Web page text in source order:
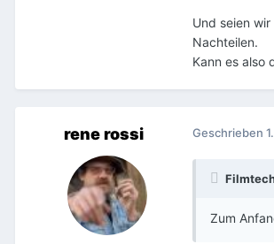
Und seien
Nachteilen.
Kann es also
rene rossi Geschrieben
Zum